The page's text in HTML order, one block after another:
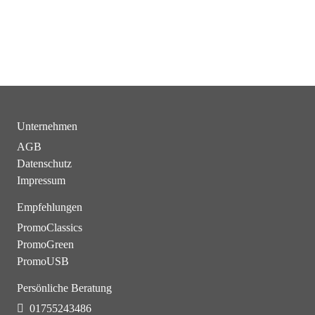
Unternehmen
AGB
Datenschutz
Impressum
Empfehlungen
PromoClassics
PromoGreen
PromoUSB
Persönliche Beratung
01755243486